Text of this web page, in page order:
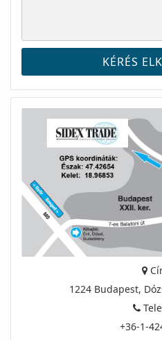
1224 Budapest,
+36-1-